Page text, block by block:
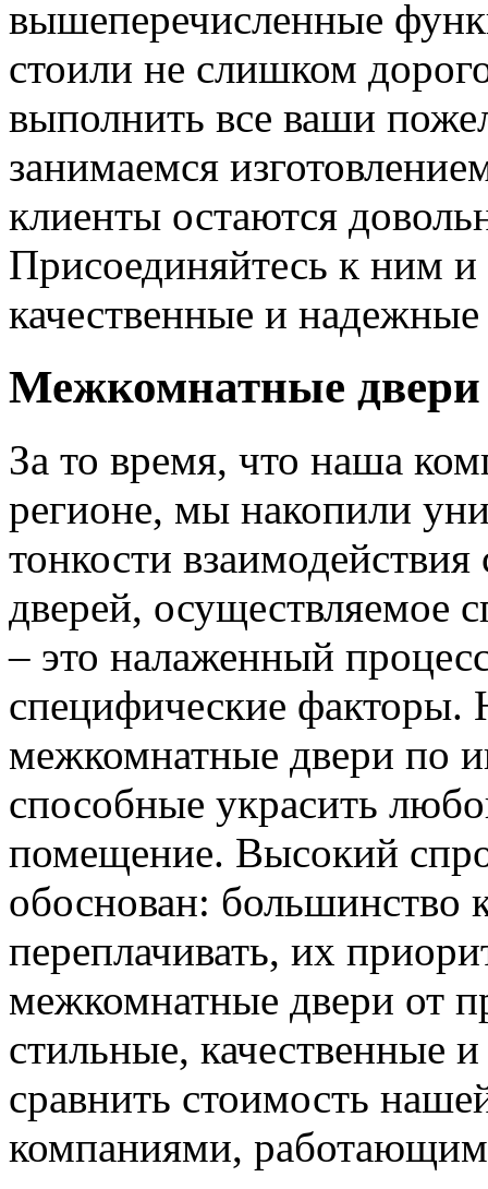
вышеперечисленные
стоили не слишком
выполнить все ваши
занимаемся
клиенты остаются
Присоединяйтесь к ним
качественные и
Межкомнатные двери
За то время, что наша
регионе, мы накопили
тонкости
дверей, осуществляемое
– это налаженный
специфические
межкомнатные двери по
способные украсить
помещение. Высокий
обоснован: большинство
переплачивать, их
межкомнатные двери от
стильные, качественные
сравнить стоимость
компаниями,